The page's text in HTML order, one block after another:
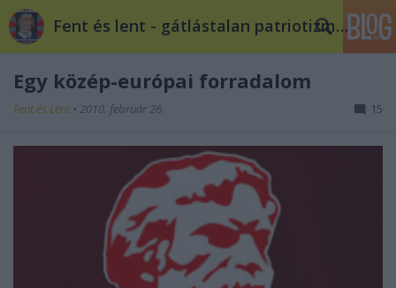
Fent és lent - gátlástalan patriotizmus
Egy közép-európai forradalom
Fent és Lent • 2010. február 26. 15